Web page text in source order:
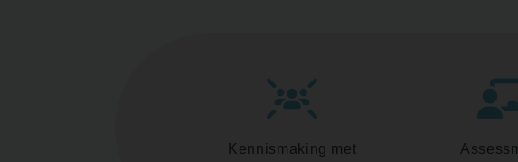
Kennismaking met